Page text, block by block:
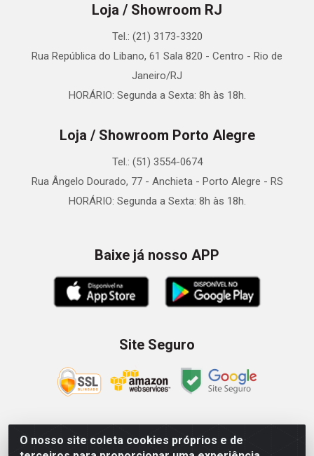
O nosso site coleta cookies próprios e de
Loja / Showroom RJ
Tel.: (21) 3173-3320
Rua República do Libano, 61 Sala 820 - Centro - Rio de
Janeiro/RJ
HORÁRIO: Segunda a Sexta: 8h às 18h.
Loja / Showroom Porto Alegre
Tel.: (51) 3554-0674
Rua Ângelo Dourado, 77 - Anchieta - Porto Alegre - RS
HORÁRIO: Segunda a Sexta: 8h às 18h.
Baixe já nosso APP
Site Seguro
Zein Importação e Comércio LTDA - Av. Senador Queiróz, 274